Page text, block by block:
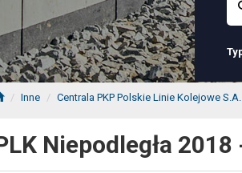
Inne Centrala PKP Polskie Linie Kolejowe S.A.
Niepodległa